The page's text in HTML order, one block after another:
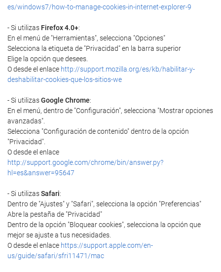
es/windows7/how-to-manage-cookies-in-internet-explorer-9
- Si utilizas Firefox 4.0+:
En el menú de "Herramientas", selecciona "Opciones"
Selecciona la etiqueta de "Privacidad" en la barra superior
Elige la opción que desees.
O desde el enlace http://support.mozilla.org/es/kb/habilitar-y-
deshabilitar-cookies-que-los-sitios-we
- Si utilizasGoogle Chrome:
En el menú, dentro de "Configuración", selecciona "Mostrar opciones
avanzadas".
Selecciona "Configuración de contenido" dentro de la opción
"Privacidad".
O desde el enlace
http://support.google.com/chrome/bin/answer.py?
hl=es&answer=95647
- Si utilizasSafari:
Dentro de "Ajustes" y "Safari", selecciona la opción "Preferencias"
Abre la pestaña de "Privacidad"
Dentro de la opción "Bloquear cookies", selecciona la opción que
mejor se ajuste a tus necesidades.
O desde el enlace https://support.apple.com/en-
us/guide/safari/sfri11471/mac